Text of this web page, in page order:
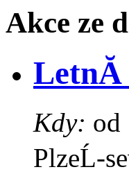
Akce ze
LetnĂ­
Kdy: od
PlzeĹ-